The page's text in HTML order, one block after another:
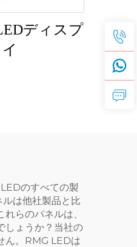
ディスプ
のすべての製
は他社製品と比
らのパネルは、
しょうか？当社の
ん。RMG LEDは